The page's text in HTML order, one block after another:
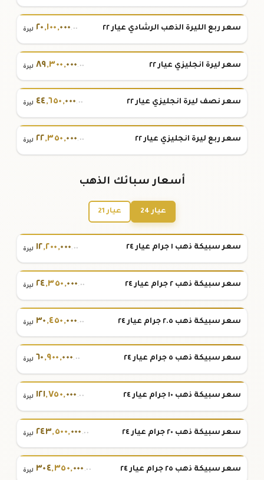
سعر ربع الليرة الذهب الرشادي عيار ٢٢ ٢٠,١٠٠,٠٠٠.٠٠ ليرة
سعر ليرة انجليزي عيار ٢٢ ٨٩,٣٠٠,٠٠٠.٠٠ ليرة
سعر نصف ليرة انجليزي عيار ٢٢ ٤٤,٦٥٠,٠٠٠.٠٠ ليرة
سعر ربع ليرة انجليزي عيار ٢٢ ٢٢,٣٥٠,٠٠٠.٠٠ ليرة
أسعار سبائك الذهب
عيار 24 عيار 21
سعر سبيكة ذهب ١ جرام عيار ٢٤ ١٢,٢٠٠,٠٠٠.٠٠ ليرة
سعر سبيكة ذهب ٢ جرام عيار ٢٤ ٢٤,٣٥٠,٠٠٠.٠٠ ليرة
سعر سبيكة ذهب ٢.٥ جرام عيار ٢٤ ٣٠,٤٥٠,٠٠٠.٠٠ ليرة
سعر سبيكة ذهب ٥ جرام عيار ٢٤ ٦٠,٩٠٠,٠٠٠.٠٠ ليرة
سعر سبيكة ذهب ١٠ جرام عيار ٢٤ ١٢١,٧٥٠,٠٠٠ .٠٠ ليرة
سعر سبيكة ذهب ٢٠ جرام عيار ٢٤ ٢٤٣,٥٠٠,٠٠٠ .٠٠ ليرة
سعر سبيكة ذهب ٢٥ جرام عيار ٢٤ ٣٠٤,٣٥٠,٠٠٠ .٠٠ ليرة